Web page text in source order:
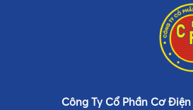
Công Ty Cổ Phần Cơ